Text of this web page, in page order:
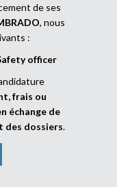
de ses
, nous
:
officer
frais ou
échange de
des dossiers.